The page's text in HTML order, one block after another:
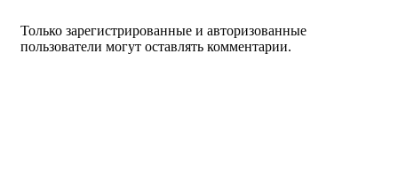
Только зарегистрированные и авторизованные
пользователи могут оставлять комментарии.